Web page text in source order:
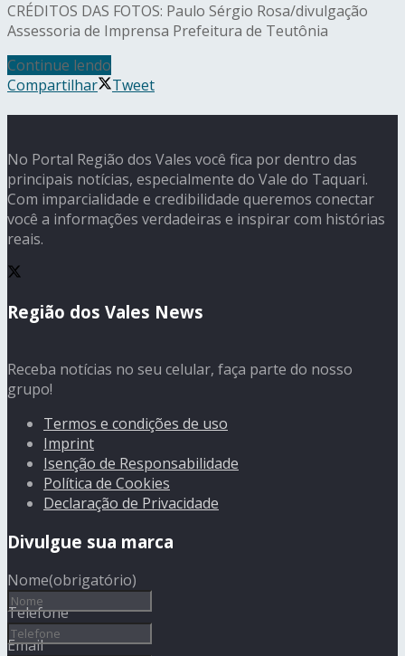
CRÉDITOS DAS FOTOS: Paulo Sérgio Rosa/divulgação
Assessoria de Imprensa Prefeitura de Teutônia
Continue lendo
Compartilhar
Tweet
No Portal Região dos Vales você fica por dentro das
principais notícias, especialmente do Vale do Taquari.
Com imparcialidade e credibilidade queremos conectar
você a informações verdadeiras e inspirar com histórias
reais.
Região dos Vales News
Receba notícias no seu celular, faça parte do nosso
grupo!
Termos e condições de uso
Imprint
Isenção de Responsabilidade
Política de Cookies
Declaração de Privacidade
Divulgue sua marca
Nome(obrigatório)
Telefone
Email